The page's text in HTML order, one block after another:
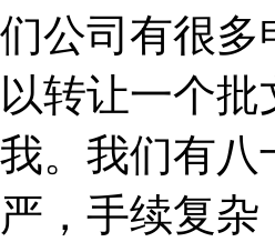
们公司有很多
以转让一个
我。我们有
严，手续复